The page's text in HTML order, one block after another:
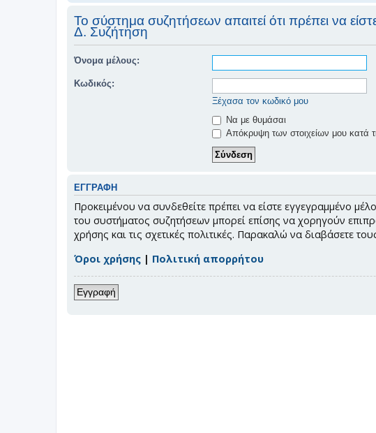
Το σύστημα συζητήσεων απαιτεί ότι πρέπει να
Δ. Συζήτηση
Όνομα μέλους:
Κωδικός:
Ξέχασα τον κωδικό μου
Να με θυμάσαι
Απόκρυψη των στοιχείων μου κατά
ΕΓΓΡΑΦΉ
Προκειμένου να συνδεθείτε πρέπει να είστε εγγεγραμμένο
του συστήματος συζητήσεων μπορεί επίσης να χορηγούν
χρήσης και τις σχετικές πολιτικές. Παρακαλώ να διαβάσετε
Όροι χρήσης | Πολιτική απορρήτου
Εγγραφή